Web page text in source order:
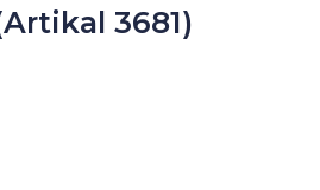
3681)